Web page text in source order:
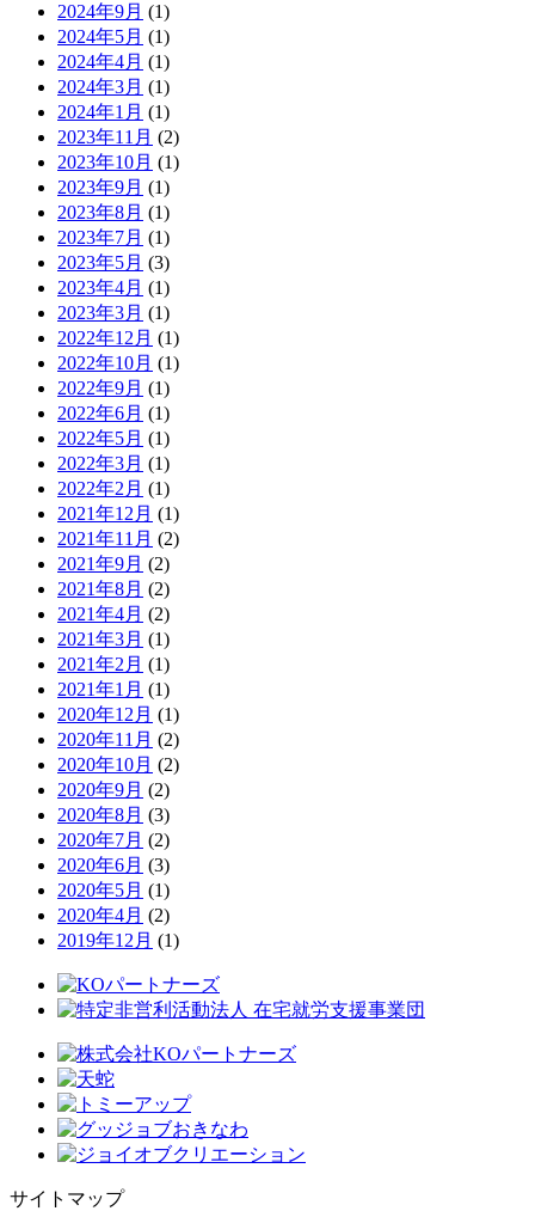
2024年9月 (1)
2024年5月 (1)
2024年4月 (1)
2024年3月 (1)
2024年1月 (1)
2023年11月 (2)
2023年10月 (1)
2023年9月 (1)
2023年8月 (1)
2023年7月 (1)
2023年5月 (3)
2023年4月 (1)
2023年3月 (1)
2022年12月 (1)
2022年10月 (1)
2022年9月 (1)
2022年6月 (1)
2022年5月 (1)
2022年3月 (1)
2022年2月 (1)
2021年12月 (1)
2021年11月 (2)
2021年9月 (2)
2021年8月 (2)
2021年4月 (2)
2021年3月 (1)
2021年2月 (1)
2021年1月 (1)
2020年12月 (1)
2020年11月 (2)
2020年10月 (2)
2020年9月 (2)
2020年8月 (3)
2020年7月 (2)
2020年6月 (3)
2020年5月 (1)
2020年4月 (2)
2019年12月 (1)
サイトマップ